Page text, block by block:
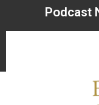
Podcast